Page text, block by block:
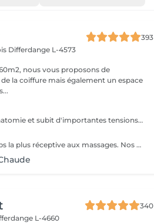
393
Differdange L-4573
nous vous proposons de
la coiffure mais également un espace
Le dos maintient notre anatomie et subit d'importantes tensions liées au stress, à la fatigue, au froid, aux mauvaises positions... Le massage du dos permet de dénouer les tensions, détendre les muscles, soulage les courbatures et les contractions. Le massage du dos est une véritable source de bien être et de détente. Il a un effet bénéfique de façon locale mais aussi sur la détente générale. Senteurs aux choix: Fleur de Tiaré, Thé vert Jasmin, Rose Litchi, Cédra Passion
Le pied est la zone du corps la plus réceptive aux massages. Nos pieds nous supportent au quotidien et nous oublions souvent d'en prendre soin. Ils sont composés de multiples terminaisons nerveuses qui influent sur l'ensemble de notre organisme. Quand nous avons mal aux pieds ne ressentons nous pas une grande fatigue ? Le massage des pieds stimule la circulation sanguine et permet d'évacuer le stress. Il active le drainage lymphatique et aide à l'élimination des toxines. Il procure bien être et détente. Senteurs aux choix: Fleur de Tiaré, Thé vert Jasmin, Rose Litchi, Cédra Passion
340
L-4660